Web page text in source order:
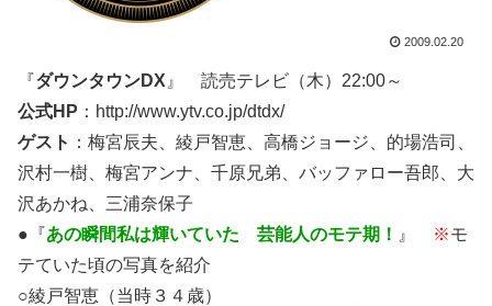
2009.02.20
『ダウンタウンDX 』 読売テレビ（木）22:00～
公式HP ：http://www.ytv.co.jp/dtdx/
ゲスト ：梅宮辰夫、綾戸智恵、高橋ジョージ、的場浩司、
沢村一樹、梅宮アンナ、千原兄弟、バッファロー吾郎、大
沢あかね、三浦奈保子
●『あの瞬間私は輝いていた 芸能人のモテ期！ 』 ※モ
テていた頃の写真を紹介
○綾戸智恵（当時３４歳）